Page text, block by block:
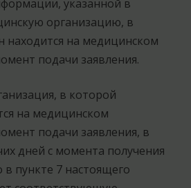
указанной в
организацию, в
находится на медицинском
подачи заявления.
в которой
на медицинском
подачи заявления, в
дней с момента получения
в пункте 7 настоящего